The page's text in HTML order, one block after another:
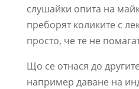
слушайки опита на
преборят коликите с
просто, че те не
Що се отнася до
например даване на